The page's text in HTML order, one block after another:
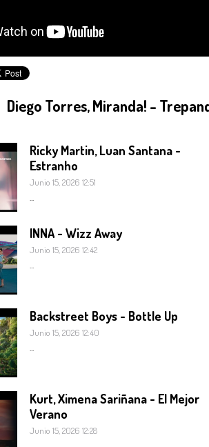
Diego Torres, Miranda! -
Ricky Martin, Luan Santana -
Estranho
Junio 15, 2026 12:51
INNA - Wizz Away
Junio 15, 2026 12:42
Backstreet Boys - Bottle Up
Junio 15, 2026 12:40
Kurt, Ximena Sariñana - El Mejor
Verano
Junio 15, 2026 12:28